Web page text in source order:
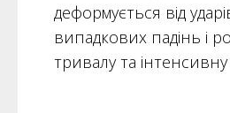
деформується від
випадкових падінь і
тривалу та